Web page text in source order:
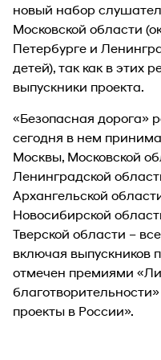
новый набор
Московской области
Петербурге и
детей), так как в этих
выпускники проекта.
«Безопасная дорога»
сегодня в нем
Москвы, Московской
Ленинградской
Архангельской
Новосибирской
Тверской области –
включая выпускников
отмечен премиями
проекты в России».